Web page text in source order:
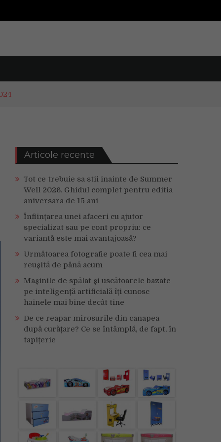
Articole recente
Tot ce trebuie sa stii inainte de Summer
Well 2026. Ghidul complet pentru editia
aniversara de 15 ani
Înființarea unei afaceri cu ajutor
specializat sau pe cont propriu: ce
variantă este mai avantajoasă?
Următoarea fotografie poate fi cea mai
reușită de până acum
Mașinile de spălat și uscătoarele bazate
pe inteligență artificială îți cunosc
hainele mai bine decât tine
De ce reapar mirosurile din canapea
după curățare? Ce se întâmplă, de fapt, în
tapițerie